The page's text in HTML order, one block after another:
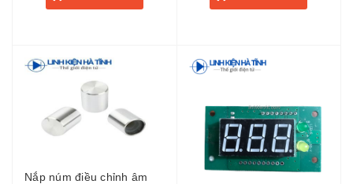
Nắp núm điều chỉnh âm